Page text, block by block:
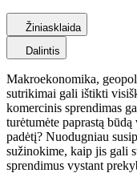
Žiniasklaida
Dalintis
Makroekonomika,
sutrikimai gali ištikti
komercinis sprendimas
turėtumėte paprastą
padėtį? Nuodugniau
sužinokime, kaip jis gali
sprendimus vystant